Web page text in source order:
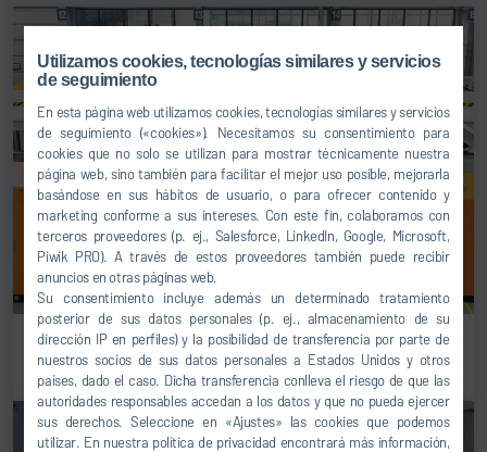
Utilizamos cookies, tecnologías similares y servicios
de seguimiento
En esta página web utilizamos cookies, tecnologías similares y servicios
de seguimiento («cookies»). Necesitamos su consentimiento para
cookies que no solo se utilizan para mostrar técnicamente nuestra
página web, sino también para facilitar el mejor uso posible, mejorarla
basándose en sus hábitos de usuario, o para ofrecer contenido y
marketing conforme a sus intereses. Con este fin, colaboramos con
terceros proveedores (p. ej., Salesforce, LinkedIn, Google, Microsoft,
Piwik PRO). A través de estos proveedores también puede recibir
anuncios en otras páginas web.
Su consentimiento incluye además un determinado tratamiento
posterior de sus datos personales (p. ej., almacenamiento de su
dirección IP en perfiles) y la posibilidad de transferencia por parte de
nuestros socios de sus datos personales a Estados Unidos y otros
países, dado el caso. Dicha transferencia conlleva el riesgo de que las
autoridades responsables accedan a los datos y que no pueda ejercer
sus derechos. Seleccione en «Ajustes» las cookies que podemos
utilizar. En nuestra política de privacidad encontrará más información,
Banco de pruebas de rodaje para vehículos
industriales